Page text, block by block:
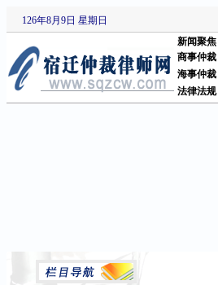
126年8月9日 星期日
新闻聚焦
商事仲裁
海事仲裁
法律法规